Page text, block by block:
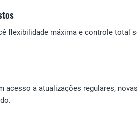
flexibilidade máxima e controle total
acesso a atualizações regulares,